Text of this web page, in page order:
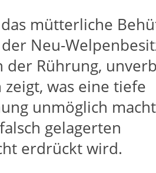
mütterliche
Neu-
der Rührung,
was eine tiefe
unmöglich
gelagerten
erdrückt wird.